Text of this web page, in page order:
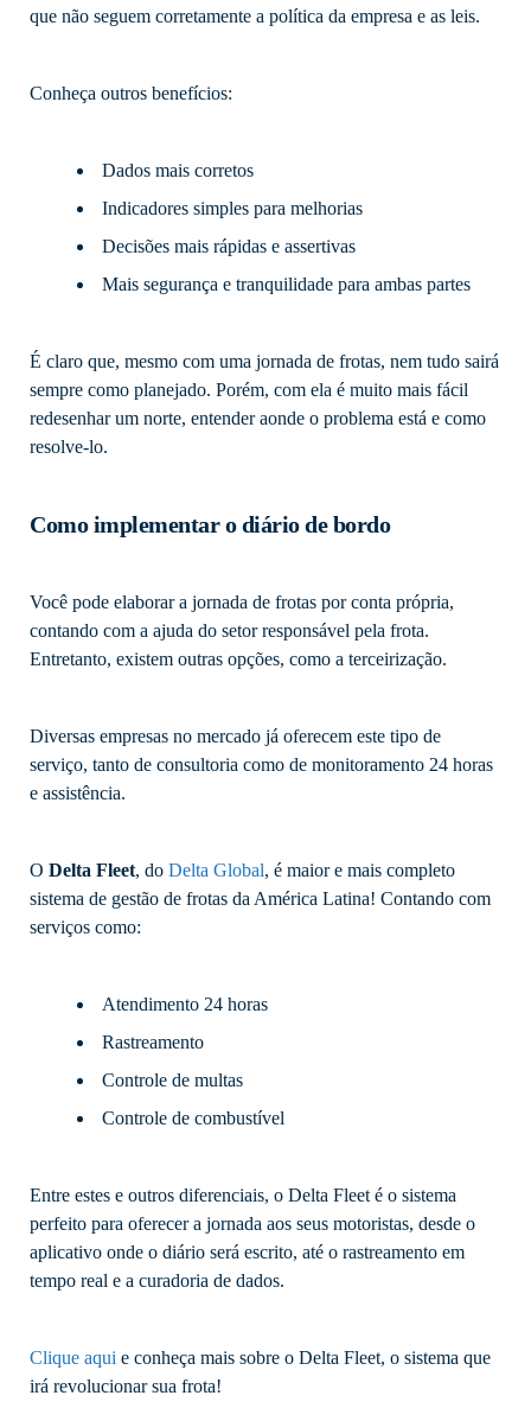
que não seguem corretamente a política da empresa e as leis.
Conheça outros benefícios:
Dados mais corretos
Indicadores simples para melhorias
Decisões mais rápidas e assertivas
Mais segurança e tranquilidade para ambas partes
É claro que, mesmo com uma jornada de frotas, nem tudo sairá
sempre como planejado. Porém, com ela é muito mais fácil
redesenhar um norte, entender aonde o problema está e como
resolve-lo.
Como implementar o diário de bordo
Você pode elaborar a jornada de frotas por conta própria,
contando com a ajuda do setor responsável pela frota.
Entretanto, existem outras opções, como a terceirização.
Diversas empresas no mercado já oferecem este tipo de
serviço, tanto de consultoria como de monitoramento 24 horas
e assistência.
O Delta Fleet, do Delta Global, é maior e mais completo
sistema de gestão de frotas da América Latina! Contando com
serviços como:
Atendimento 24 horas
Rastreamento
Controle de multas
Controle de combustível
Entre estes e outros diferenciais, o Delta Fleet é o sistema
perfeito para oferecer a jornada aos seus motoristas, desde o
aplicativo onde o diário será escrito, até o rastreamento em
tempo real e a curadoria de dados.
Clique aqui e conheça mais sobre o Delta Fleet, o sistema que
irá revolucionar sua frota!